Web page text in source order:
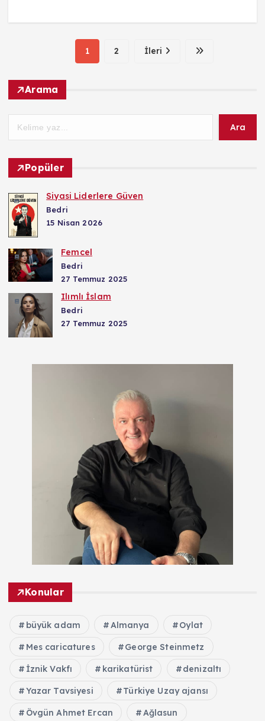
1 2 İleri
Arama
Ara
Popüler
Siyasi Liderlere Güven
Bedri
15 Nisan 2026
Femcel
Bedri
27 Temmuz 2025
Ilımlı İslam
Bedri
27 Temmuz 2025
Konular
büyük adam Almanya Oylat
Mes caricatures George Steinmetz
İznik Vakfı karikatürist denizaltı
Yazar Tavsiyesi Türkiye Uzay ajansı
Övgün Ahmet Ercan Ağlasun